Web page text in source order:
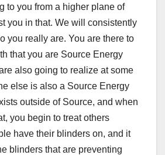
to you from a higher plane of
you in that. We will consistently
you really are. You are there to
that you are Source Energy
also going to realize at some
else is also a Source Energy
outside of Source, and when
you begin to treat others
have their blinders on, and it
blinders that are preventing